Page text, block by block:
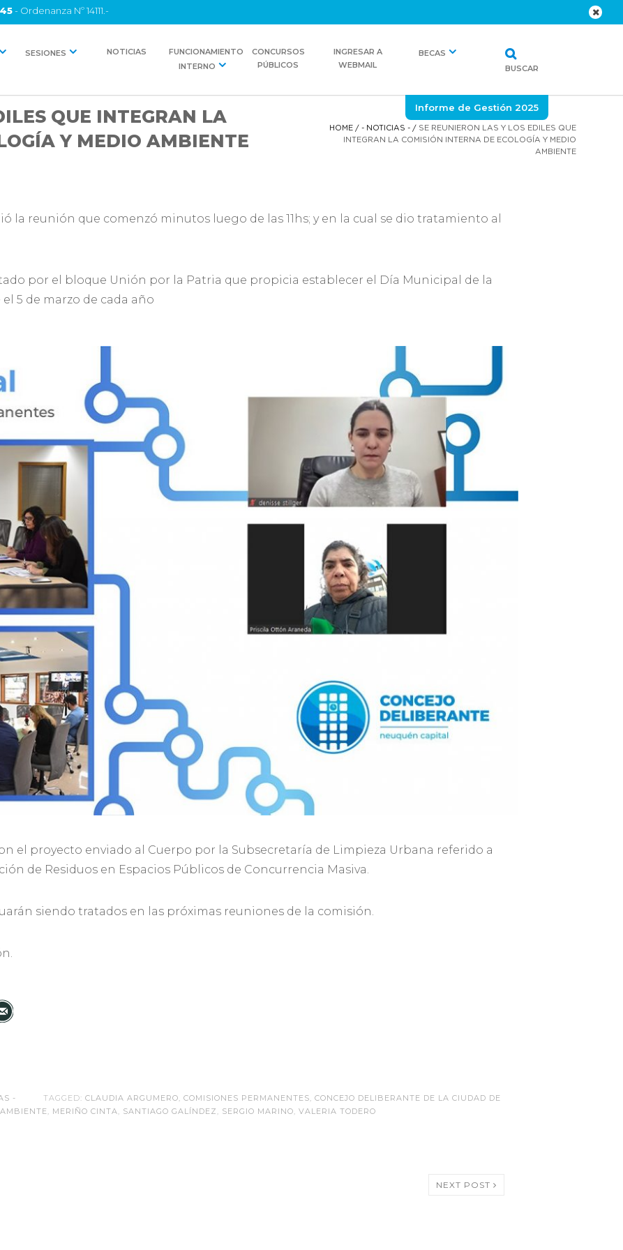
- Ordenanza Nº 14111.-
SESIONES NOTICIAS
FUNCIONAMIENTO
INTERNO
CONCURSOS
PÚBLICOS
INGRESAR A
WEBMAIL
BECAS
BUSCAR
Informe de Gestión 2025
QUE INTEGRAN LA
Y MEDIO AMBIENTE
HOME/ - NOTICIAS -/ SE REUNIERON LAS Y LOS EDILES QUE
INTEGRAN LA COMISIÓN INTERNA DE ECOLOGÍA Y MEDIO
AMBIENTE
la reunión que comenzó minutos luego de las 11hs; y en la cual se dio tratamiento al
por el bloque Unión por la Patria que propicia establecer el Día Municipal de la
5 de marzo de cada año
el proyecto enviado al Cuerpo por la Subsecretaría de Limpieza Urbana referido a
de Residuos en Espacios Públicos de Concurrencia Masiva.
siendo tratados en las próximas reuniones de la comisión.
- TAGGED:CLAUDIA ARGUMERO,COMISIONES PERMANENTES,CONCEJO DELIBERANTE DE LA CIUDAD DE
, MERIÑO CINTA, SANTIAGO GALÍNDEZ , SERGIO MARINO,VALERIA TODERO
NEXT POST